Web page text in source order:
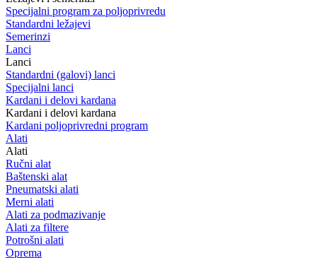
Specijalni program za poljoprivredu
Standardni ležajevi
Semerinzi
Lanci
Lanci
Standardni (galovi) lanci
Specijalni lanci
Kardani i delovi kardana
Kardani i delovi kardana
Kardani poljoprivredni program
Alati
Alati
Ručni alat
Baštenski alat
Pneumatski alati
Merni alati
Alati za podmazivanje
Alati za filtere
Potrošni alati
Oprema